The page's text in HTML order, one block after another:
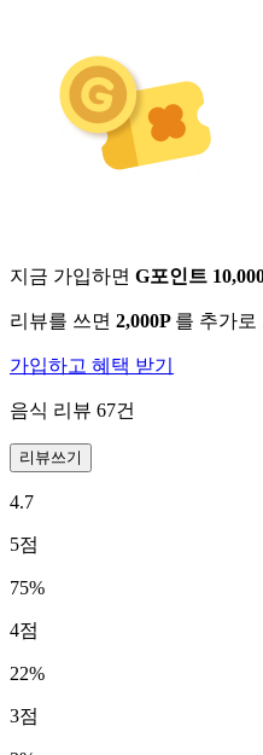
지금 가입하면 G포인트
리뷰를 쓰면 2,000P 를 추가로
가입하고 혜택 받기
음식 리뷰 67건
리뷰쓰기
4.7
5점
75%
4점
22%
3점